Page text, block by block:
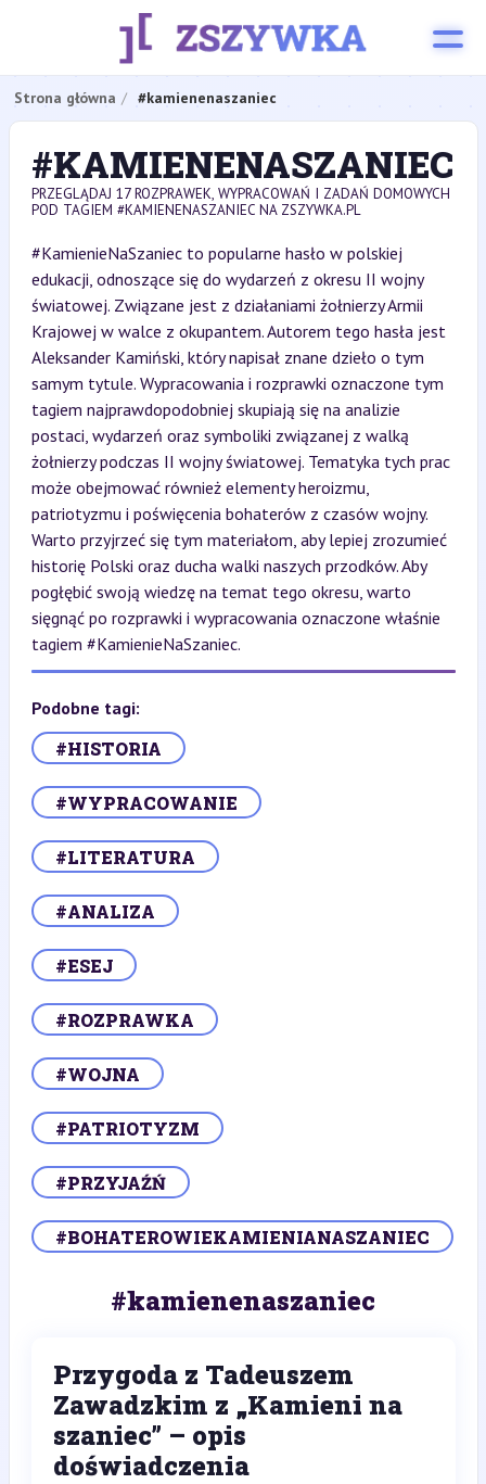
Strona główna #kamienenaszaniec
#KAMIENENASZANIEC
PRZEGLĄDAJ 17 ROZPRAWEK, WYPRACOWAŃ I ZADAŃ DOMOWYCH
POD TAGIEM #KAMIENENASZANIEC NA ZSZYWKA.PL
#KamienieNaSzaniec to popularne hasło w polskiej
edukacji, odnoszące się do wydarzeń z okresu II wojny
światowej. Związane jest z działaniami żołnierzy Armii
Krajowej w walce z okupantem. Autorem tego hasła jest
Aleksander Kamiński, który napisał znane dzieło o tym
samym tytule. Wypracowania i rozprawki oznaczone tym
tagiem najprawdopodobniej skupiają się na analizie
postaci, wydarzeń oraz symboliki związanej z walką
żołnierzy podczas II wojny światowej. Tematyka tych prac
może obejmować również elementy heroizmu,
patriotyzmu i poświęcenia bohaterów z czasów wojny.
Warto przyjrzeć się tym materiałom, aby lepiej zrozumieć
historię Polski oraz ducha walki naszych przodków. Aby
pogłębić swoją wiedzę na temat tego okresu, warto
sięgnąć po rozprawki i wypracowania oznaczone właśnie
tagiem #KamienieNaSzaniec.
Podobne tagi:
#HISTORIA
#WYPRACOWANIE
#LITERATURA
#ANALIZA
#ESEJ
#ROZPRAWKA
#WOJNA
#PATRIOTYZM
#PRZYJAŹŃ
#BOHATEROWIEKAMIENIANASZANIEC
#kamienenaszaniec
Przygoda z Tadeuszem
Zawadzkim z „Kamieni na
szaniec” – opis
doświadczenia